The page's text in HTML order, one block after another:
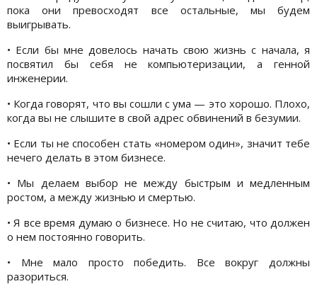
пока они превосходят все остальные, мы будем
выигрывать.
• Если бы мне довелось начать свою жизнь с начала, я
посвятил бы себя не компьютеризации, а генной
инженерии.
• Когда говорят, что вы сошли с ума — это хорошо. Плохо,
когда вы не слышите в свой адрес обвинений в безумии.
• Если ты не способен стать «номером один», значит тебе
нечего делать в этом бизнесе.
• Мы делаем выбор не между быстрым и медленным
ростом, а между жизнью и смертью.
• Я все время думаю о бизнесе. Но не считаю, что должен
о нем постоянно говорить.
• Мне мало просто победить. Все вокруг должны
разориться.